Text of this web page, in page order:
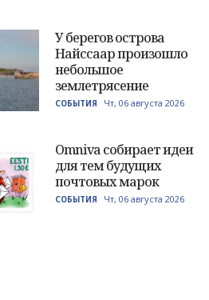
У берегов острова
Найссаар произошло
небольшое
землетрясение
СОБЫТИЯ Чт, 06 августа 2026
Omniva собирает идеи
для тем будущих
почтовых марок
СОБЫТИЯ Чт, 06 августа 2026